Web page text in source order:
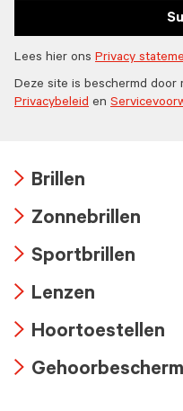
Lees hier ons Privacy
Deze site is beschermd door
Privacybeleid en
icon
Brillen
icon
Zonnebrillen
icon
Sportbrillen
icon
Lenzen
icon
Hoortoestellen